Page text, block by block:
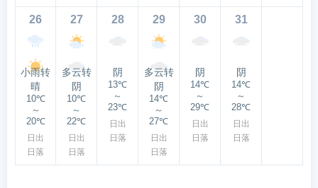
26
小雨转
晴
10℃
～
20℃
日出
日落
27
多云转
阴
10℃
～
22℃
日出
日落
28
阴
13℃
～
23℃
日出
日落
29
多云转
阴
14℃
～
27℃
日出
日落
30
阴
14℃
～
29℃
日出
日落
31
阴
14℃
～
28℃
日出
日落